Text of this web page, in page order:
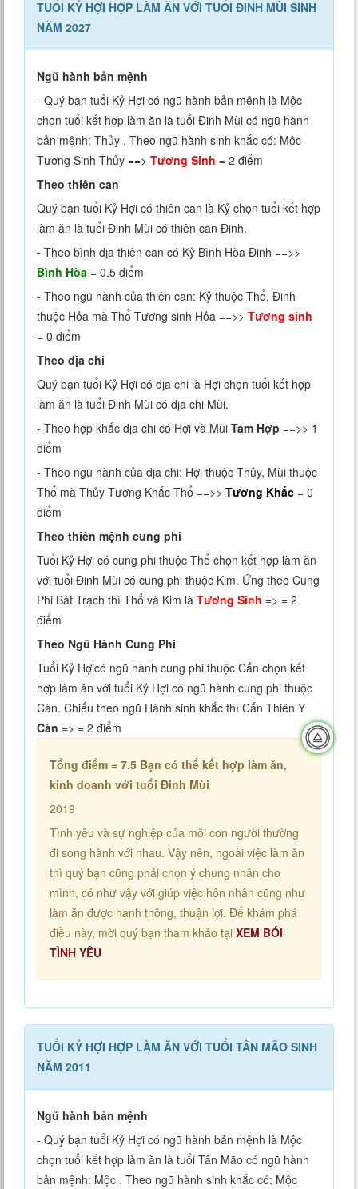
TUỔI KỶ HỢI HỢP LÀM ĂN VỚI TUỔI ĐINH MÙI SINH
NĂM 2027
Ngũ hành bản mệnh
- Quý bạn tuổi Kỷ Hợi có ngũ hành bản mệnh là Mộc
chọn tuổi kết hợp làm ăn là tuổi Đinh Mùi có ngũ hành
bản mệnh: Thủy . Theo ngũ hành sinh khắc có: Mộc
Tương Sinh Thủy ==> Tương Sinh = 2 điểm
Theo thiên can
Quý bạn tuổi Kỷ Hợi có thiên can là Kỷ chọn tuổi kết hợp
làm ăn là tuổi Đinh Mùi có thiên can Đinh.
- Theo bình địa thiên can có Kỷ Bình Hòa Đinh ==>>
Bình Hòa = 0.5 điểm
- Theo ngũ hành của thiên can: Kỷ thuộc Thổ, Đinh
thuộc Hỏa mà Thổ Tương sinh Hỏa ==>> Tương sinh
= 0 điểm
Theo địa chi
Quý bạn tuổi Kỷ Hợi có địa chi là Hợi chọn tuổi kết hợp
làm ăn là tuổi Đinh Mùi có địa chi Mùi.
- Theo hợp khắc địa chi có Hợi và Mùi Tam Hợp ==>> 1
điểm
- Theo ngũ hành của địa chi: Hợi thuộc Thủy, Mùi thuộc
Thổ mà Thủy Tương Khắc Thổ ==>> Tương Khắc = 0
điểm
Theo thiên mệnh cung phi
Tuổi Kỷ Hợi có cung phi thuộc Thổ chọn kết hợp làm ăn
với tuổi Đinh Mùi có cung phi thuộc Kim. Ứng theo Cung
Phi Bát Trạch thì Thổ và Kim là Tương Sinh => = 2
điểm
Theo Ngũ Hành Cung Phi
Tuổi Kỷ Hợicó ngũ hành cung phi thuộc Cấn chọn kết
hợp làm ăn với tuổi Kỷ Hợi có ngũ hành cung phi thuộc
Càn. Chiếu theo ngũ Hành sinh khắc thì Cấn Thiên Y
Càn => = 2 điểm
Tổng điểm = 7.5 Bạn có thể kết hợp làm ăn,
kinh doanh với tuổi Đinh Mùi
2019
Tình yêu và sự nghiệp của mỗi con người thường
đi song hành với nhau. Vậy nên, ngoài việc làm ăn
thì quý bạn cũng phải chọn ý chung nhân cho
mình, có như vậy với giúp việc hôn nhân cũng như
làm ăn được hanh thông, thuận lợi. Để khám phá
điều này, mời quý bạn tham khảo tại XEM BÓI
TÌNH YÊU
TUỔI KỶ HỢI HỢP LÀM ĂN VỚI TUỔI TÂN MÃO SINH
NĂM 2011
Ngũ hành bản mệnh
- Quý bạn tuổi Kỷ Hợi có ngũ hành bản mệnh là Mộc
chọn tuổi kết hợp làm ăn là tuổi Tân Mão có ngũ hành
bản mệnh: Mộc . Theo ngũ hành sinh khắc có: Mộc